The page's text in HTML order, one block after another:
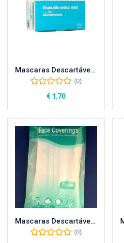
Mascaras Descartáveis (50 unid)
(0)
€ 1.70
Mascaras Descartáveis (10 unid)
(0)